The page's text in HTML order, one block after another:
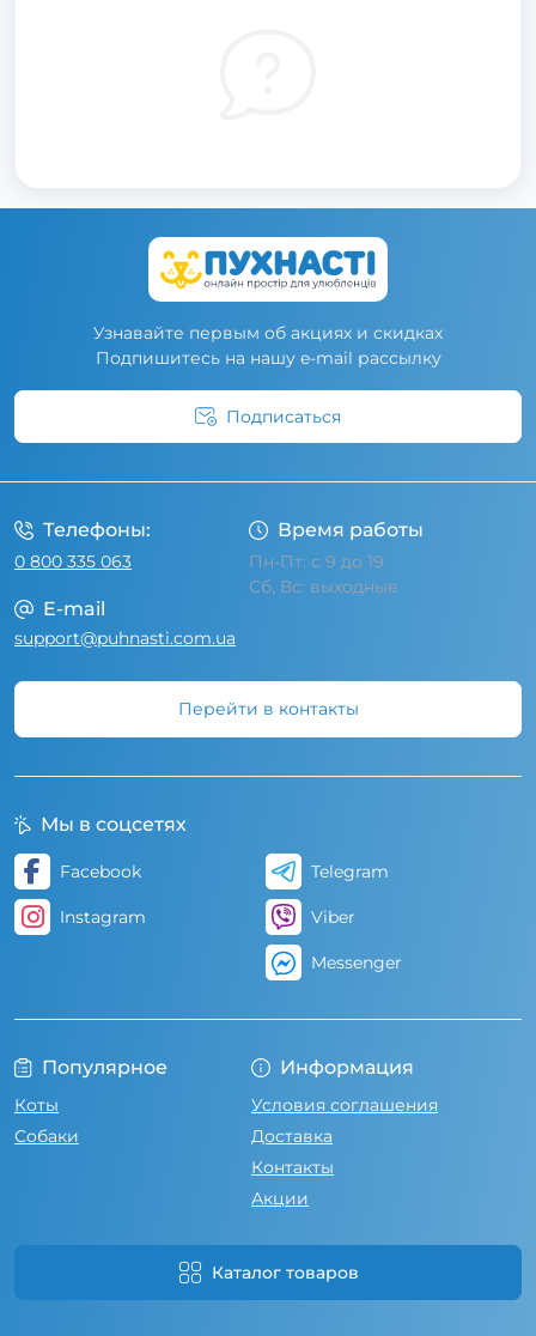
Узнавайте первым об акциях и скидках
Подпишитесь на нашу e-mail рассылку
Подписаться
Телефоны:
0 800 335 063
Время работы
Пн-Пт: с 9 до 19
Сб, Вс: выходные
E-mail
support@puhnasti.com.ua
Перейти в контакты
Популярное
Коты
Собаки
Информация
Условия соглашения
Доставка
Контакты
Акции
Каталог товаров
Мы в соцсетях
Facebook
Instagram
Telegram
Viber
Messenger